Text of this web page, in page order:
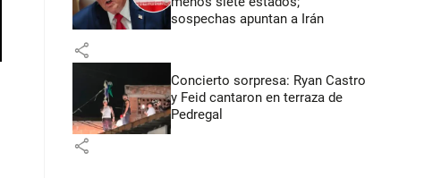
sospechas apuntan a Irán
share
Concierto sorpresa: Ryan Castro
y Feid cantaron en terraza de
Pedregal
share